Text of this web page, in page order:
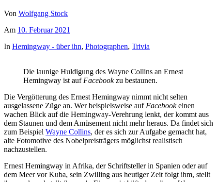
Von Wolfgang Stock
Am 10. Februar 2021
In Hemingway - über ihn, Photographen, Trivia
Die launige Huldigung des Wayne Collins an Ernest
Hemingway ist auf Facebookzu bestaunen.
Die Vergötterung des Ernest Hemingway nimmt nicht selten
ausgelassene Züge an. Wer beispielsweise auf Facebookeinen
wachen Blick auf die Hemingway-Verehrung lenkt, der kommt aus
dem Staunen und dem Amüsement nicht mehr heraus. Da findet sich
zum Beispiel Wayne Collins, der es sich zur Aufgabe gemacht hat,
alte Fotomotive des Nobelpreisträgers möglichst realistisch
nachzustellen.
Ernest Hemingway in Afrika, der Schriftsteller in Spanien oder auf
dem Meer vor Kuba, sein Zwilling aus heutiger Zeit folgt ihm, stellt